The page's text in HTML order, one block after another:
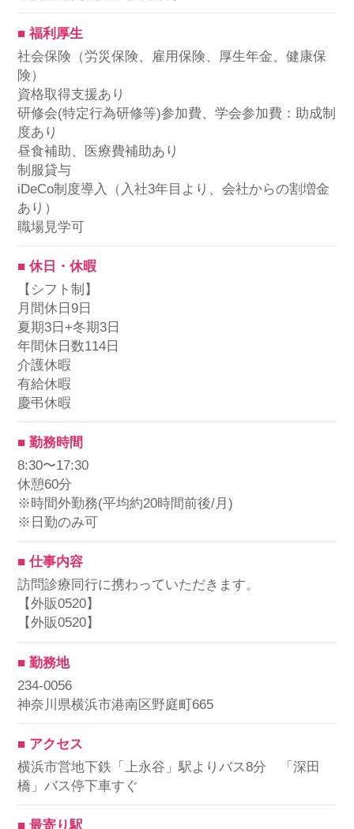
■ 福利厚生
社会保険（労災保険、雇用保険、厚生年金、健康保
険）
資格取得支援あり
研修会(特定行為研修等)参加費、学会参加費：助成制
度あり
昼食補助、医療費補助あり
制服貸与
iDeCo制度導入（入社3年目より、会社からの割増金
あり）
職場見学可
■ 休日・休暇
【シフト制】
月間休日9日
夏期3日+冬期3日
年間休日数114日
介護休暇
有給休暇
慶弔休暇
■ 勤務時間
8:30〜17:30
休憩60分
※時間外勤務(平均約20時間前後/月)
※日勤のみ可
■ 仕事内容
訪問診療同行に携わっていただきます。
【外販0520】
【外販0520】
■ 勤務地
234-0056
神奈川県横浜市港南区野庭町665
■ アクセス
横浜市営地下鉄「上永谷」駅よりバス8分 「深田
橋」バス停下車すぐ
■ 最寄り駅